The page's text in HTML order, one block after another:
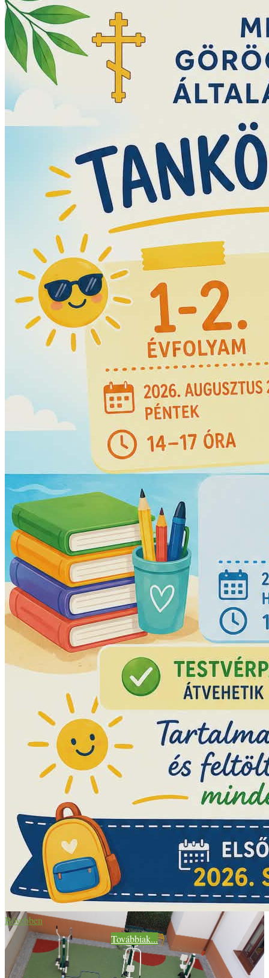
Bővebben
Továbbiak...